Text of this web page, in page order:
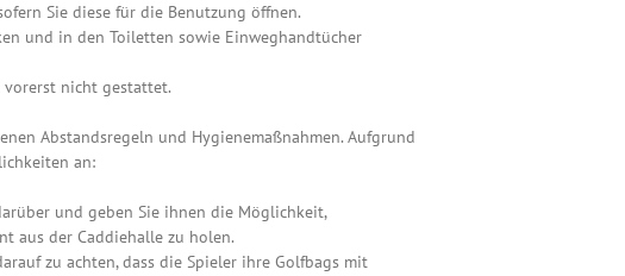
Sie diese für die Benutzung öffnen.
und in den Toiletten sowie Einweghandtücher
vorerst nicht gestattet.
Abstandsregeln und Hygienemaßnahmen. Aufgrund
an:
und geben Sie ihnen die Möglichkeit,
aus der Caddiehalle zu holen.
zu achten, dass die Spieler ihre Golfbags mit